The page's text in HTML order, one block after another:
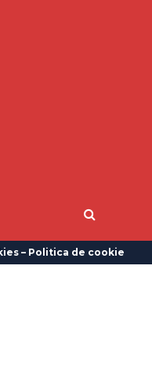
– Politica de cookie